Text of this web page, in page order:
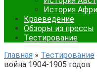
История
Краеведение
Обзоры из прессы
Тестирование
Главная » Тестирование
война 1904-1905 годов